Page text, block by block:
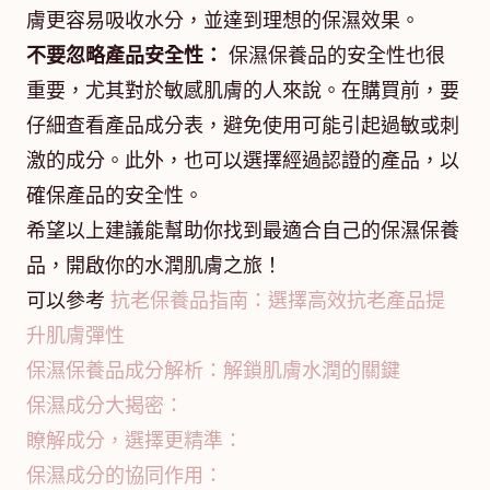
膚更容易吸收水分，並達到理想的保濕效果。
不要忽略產品安全性： 保濕保養品的安全性也很
重要，尤其對於敏感肌膚的人來說。在購買前，要
仔細查看產品成分表，避免使用可能引起過敏或刺
激的成分。此外，也可以選擇經過認證的產品，以
確保產品的安全性。
希望以上建議能幫助你找到最適合自己的保濕保養
品，開啟你的水潤肌膚之旅！
可以參考 抗老保養品指南：選擇高效抗老產品提
升肌膚彈性
保濕保養品成分解析：解鎖肌膚水潤的關鍵
保濕成分大揭密：
瞭解成分，選擇更精準：
保濕成分的協同作用：